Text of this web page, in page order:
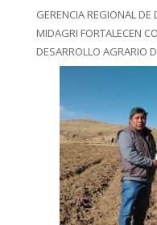
GERENCIA REGIONAL
MIDAGRI FORTALECEN
DESARROLLO AGRARIO